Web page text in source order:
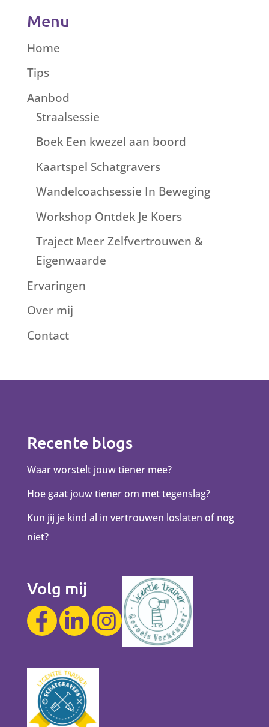
Menu
Home
Tips
Aanbod
Straalsessie
Boek Een kwezel aan boord
Kaartspel Schatgravers
Wandelcoachsessie In Beweging
Workshop Ontdek Je Koers
Traject Meer Zelfvertrouwen &
Eigenwaarde
Ervaringen
Over mij
Contact
Recente blogs
Waar worstelt jouw tiener mee?
Hoe gaat jouw tiener om met tegenslag?
Kun jij je kind al in vertrouwen loslaten of nog
niet?
Volg mij